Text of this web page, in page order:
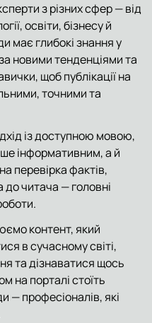
з різних сфер — від
освіти, бізнесу й
має глибокі знання у
новими тенденціями та
щоб публікації на
точними та
із доступною мовою,
інформативним, а й
перевірка фактів,
до читача — головні
контент, який
в сучасному світі,
та дізнаватися щось
на порталі стоїть
— професіоналів, які